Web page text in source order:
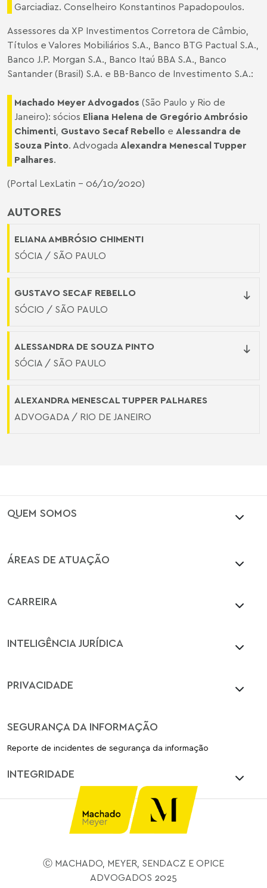
AUTORES
ELIANA AMBRÓSIO CHIMENTI
SÓCIA / SÃO PAULO
GUSTAVO SECAF REBELLO
SÓCIO / SÃO PAULO
ALESSANDRA DE SOUZA PINTO
SÓCIA / SÃO PAULO
ALEXANDRA MENESCAL TUPPER PALHARES
ADVOGADA / RIO DE JANEIRO
Garciadiaz. Conselheiro Konstantinos Papadopoulos.
Assessores da XP Investimentos Corretora de Câmbio,
Títulos e Valores Mobiliários S.A., Banco BTG Pactual S.A.,
Banco J.P. Morgan S.A., Banco Itaú BBA S.A., Banco
Santander (Brasil) S.A. e BB-Banco de Investimento S.A.:
Machado Meyer Advogados (São Paulo y Rio de
Janeiro): sócios Eliana Helena de Gregório Ambrósio
Chimenti, Gustavo Secaf Rebello e Alessandra de
Souza Pinto. Advogada Alexandra Menescal Tupper
Palhares.
(Portal LexLatin - 06/10/2020)
QUEM SOMOS
ÁREAS DE ATUAÇÃO
CARREIRA
INTELIGÊNCIA JURÍDICA
PRIVACIDADE
SEGURANÇA DA INFORMAÇÃO
Reporte de incidentes de segurança da informação
INTEGRIDADE
Ⓒ MACHADO, MEYER, SENDACZ E OPICE
ADVOGADOS 2025